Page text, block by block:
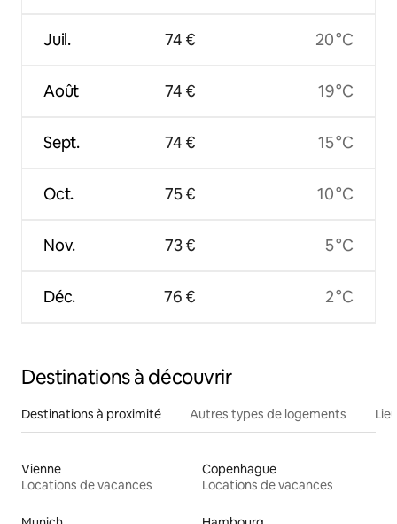
Juil.
Août
Sept.
Oct.
Nov.
Déc.
74 €
74 €
74 €
75 €
73 €
76 €
20 °C
19 °C
15 °C
10 °C
5 °C
2 °C
Destinations à découvrir
Destinations à proximité Autres types de logements
Vienne
Locations de vacances
Copenhague
Locations de vacances